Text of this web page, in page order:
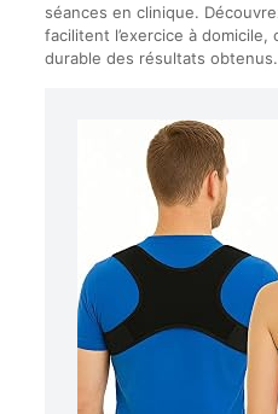
séances en clinique.
facilitent l’exercice à
durable des résultats obtenus.